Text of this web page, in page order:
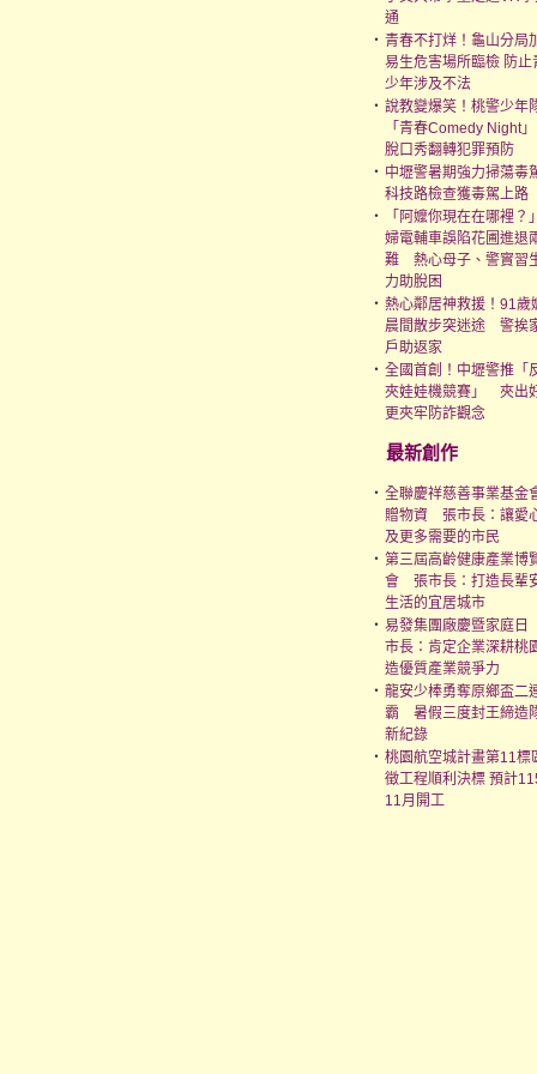
通
‧ 青春不打烊！龜山分局
易生危害場所臨檢 防止
少年涉及不法
‧ 說教變爆笑！桃警少年
「青春Comedy Night
脫口秀翻轉犯罪預防
‧ 中壢警暑期強力掃蕩毒
科技路檢查獲毒駕上路
‧
「阿嬤你現在在哪裡？
婦電輔車誤陷花圃進退
難 熱心母子、警實習
力助脫困
‧ 熱心鄰居神救援！91歲
晨間散步突迷途 警挨
戶助返家
‧ 全國首創！中壢警推「
夾娃娃機競賽」 夾出
更夾牢防詐觀念
最新創作
‧ 全聯慶祥慈善事業基金
贈物資 張市長：讓愛
及更多需要的市民
‧ 第三屆高齡健康產業博
會 張市長：打造長輩
生活的宜居城市
‧ 易發集團廠慶暨家庭
市長：肯定企業深耕桃
造優質產業競爭力
‧ 龍安少棒勇奪原鄉盃二
霸 暑假三度封王締造
新紀錄
‧ 桃園航空城計畫第11標
徵工程順利決標 預計
11月開工